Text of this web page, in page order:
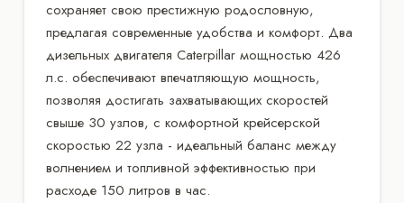
сохраняет свою престижную родословную,
предлагая современные удобства и комфорт. Два
дизельных двигателя Caterpillar мощностью 426
л.с. обеспечивают впечатляющую мощность,
позволяя достигать захватывающих скоростей
свыше 30 узлов, с комфортной крейсерской
скоростью 22 узла - идеальный баланс между
волнением и топливной эффективностью при
расходе 150 литров в час.